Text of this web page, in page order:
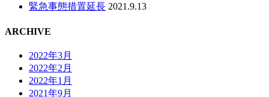
緊急事態措置延長 2021.9.13
ARCHIVE
2022年3月
2022年2月
2022年1月
2021年9月